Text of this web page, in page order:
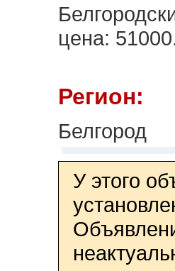
цена:
Регион:
Белгород
У этого